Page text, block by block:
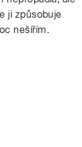
ji způsobuje
nešířím.